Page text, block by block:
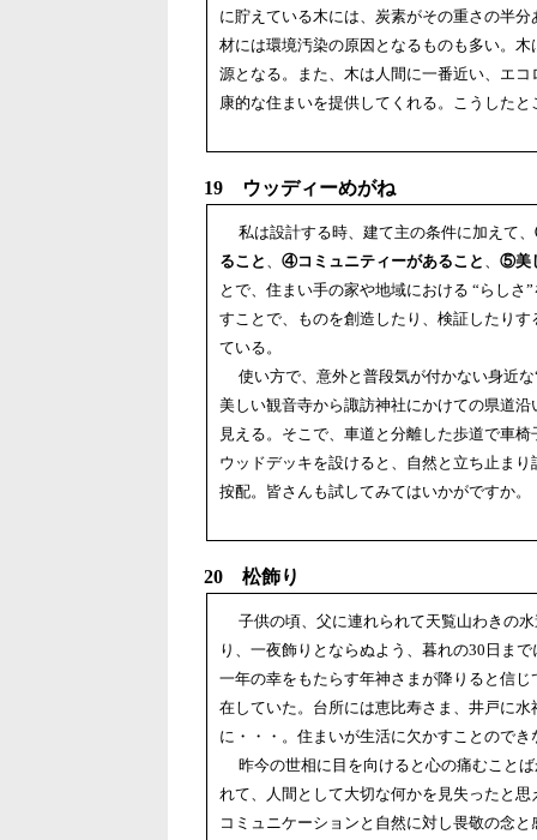
に貯えている木には、炭素がその重さの半
材には環境汚染の原因となるものも多い。
源となる。また、木は人間に一番近い、エ
康的な住まいを提供してくれる。こうした
19 ウッディーめがね
私は設計する時、建て主の条件に加えて、
ること 、 ④コミュニティーがあること 、 ⑤美
とで、住まい手の家や地域における “らし
すことで、ものを創造したり、検証したり
ている。
使い方で、意外と普段気が付かない身近
美しい観音寺から諏訪神社にかけての県
見える。そこで、車道と分離した歩道で車
ウッドデッキを設けると、自然と立ち止ま
按配。皆さんも試してみてはいかがですか。
20 松飾り
子供の頃、父に連れられて天覧山わきの
り、一夜飾りとならぬよう、暮れの30日ま
一年の幸をもたらす年神さまが降りると信
在していた。台所には恵比寿さま、井戸に
に・・・。住まいが生活に欠かすことので
昨今の世相に目を向けると心の痛むこと
れて、人間として大切な何かを見失ったと
コミュニケーションと自然に対し畏敬の念